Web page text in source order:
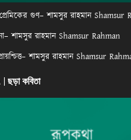
গুণ– শামসুর রাহমান Shamsur
শামসুর রাহমান Shamsur Rahman
শামসুর রাহমান Shamsur
কবিতা